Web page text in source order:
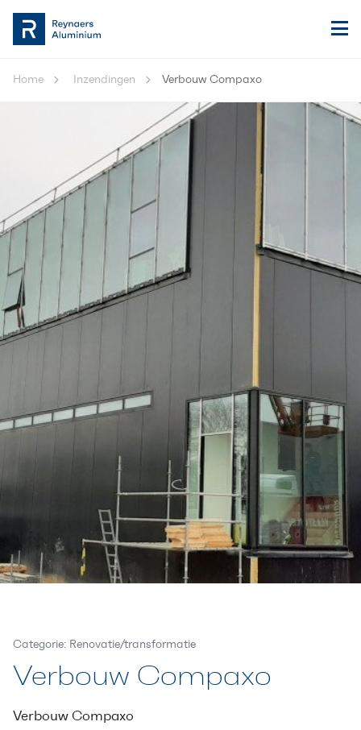
Home Inzendingen Verbouw Compaxo
Categorie: Renovatie/transformatie
Verbouw Compaxo
Verbouw Compaxo